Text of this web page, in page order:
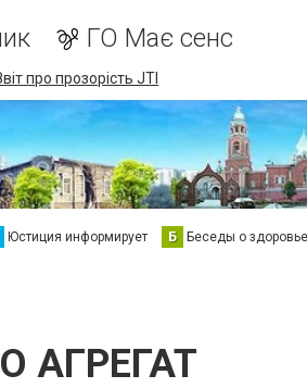
ГО Має сенс
про прозорість JTI
Юстиция информирует Б Беседы о здоровье
АГРЕГАТ